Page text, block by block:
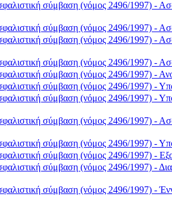
σύμβαση (νόμος 2496/1997) -
σύμβαση (νόμος 2496/1997) -
σύμβαση (νόμος 2496/1997) -
σύμβαση (νόμος 2496/1997) -
σύμβαση (νόμος 2496/1997) -
σύμβαση (νόμος 2496/1997) -
σύμβαση (νόμος 2496/1997) -
σύμβαση (νόμος 2496/1997) -
σύμβαση (νόμος 2496/1997) -
σύμβαση (νόμος 2496/1997) -
σύμβαση (νόμος 2496/1997) -
σύμβαση (νόμος 2496/1997) -